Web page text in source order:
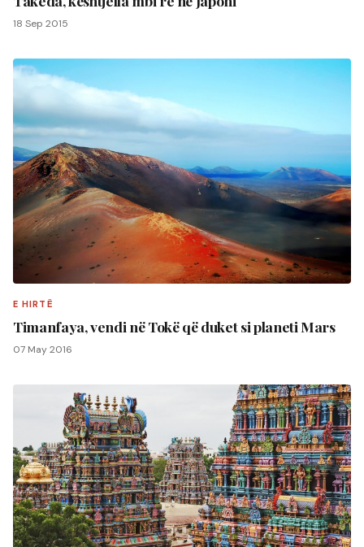
18 Sep 2015
E HIRTË
Timanfaya, vendi në Tokë që duket si planeti Mars
07 May 2016